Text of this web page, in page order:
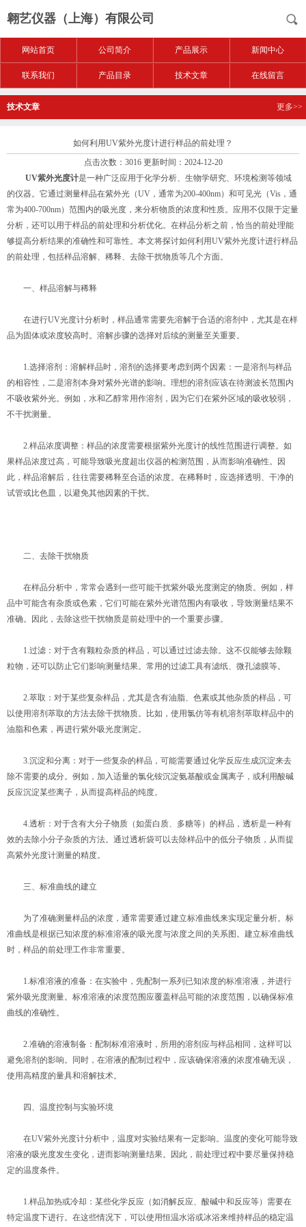
翱艺仪器（上海）有限公司
网站首页 公司简介 产品展示 新闻中心
联系我们 产品目录 技术文章 在线留言
技术文章 更多>>
如何利用UV紫外光度计进行样品的前处理？
点击次数：3016 更新时间：2024-12-20
UV紫外光度计是一种广泛应用于化学分析、生物学研究、环境检测等领域
的仪器。它通过测量样品在紫外光（UV，通常为200-400nm）和可见光（Vis，通
常为400-700nm）范围内的吸光度，来分析物质的浓度和性质。应用不仅限于定量
分析，还可以用于样品的前处理和分析优化。在样品分析之前，恰当的前处理能
够提高分析结果的准确性和可靠性。本文将探讨如何利用UV紫外光度计进行样品
的前处理，包括样品溶解、稀释、去除干扰物质等几个方面。
一、样品溶解与稀释
在进行UV光度计分析时，样品通常需要先溶解于合适的溶剂中，尤其是在样
品为固体或浓度较高时。溶解步骤的选择对后续的测量至关重要。
1.选择溶剂：溶解样品时，溶剂的选择要考虑到两个因素：一是溶剂与样品
的相容性，二是溶剂本身对紫外光谱的影响。理想的溶剂应该在待测波长范围内
不吸收紫外光。例如，水和乙醇常用作溶剂，因为它们在紫外区域的吸收较弱，
不干扰测量。
2.样品浓度调整：样品的浓度需要根据紫外光度计的线性范围进行调整。如
果样品浓度过高，可能导致吸光度超出仪器的检测范围，从而影响准确性。因
此，样品溶解后，往往需要稀释至合适的浓度。在稀释时，应选择透明、干净的
试管或比色皿，以避免其他因素的干扰。
二、去除干扰物质
在样品分析中，常常会遇到一些可能干扰紫外吸光度测定的物质。例如，样
品中可能含有杂质或色素，它们可能在紫外光谱范围内有吸收，导致测量结果不
准确。因此，去除这些干扰物质是前处理中的一个重要步骤。
1.过滤：对于含有颗粒杂质的样品，可以通过过滤去除。这不仅能够去除颗
粒物，还可以防止它们影响测量结果。常用的过滤工具有滤纸、微孔滤膜等。
2.萃取：对于某些复杂样品，尤其是含有油脂、色素或其他杂质的样品，可
以使用溶剂萃取的方法去除干扰物质。比如，使用氯仿等有机溶剂萃取样品中的
油脂和色素，再进行紫外吸光度测定。
3.沉淀和分离：对于一些复杂的样品，可能需要通过化学反应生成沉淀来去
除不需要的成分。例如，加入适量的氯化铵沉淀氨基酸或金属离子，或利用酸碱
反应沉淀某些离子，从而提高样品的纯度。
4.透析：对于含有大分子物质（如蛋白质、多糖等）的样品，透析是一种有
效的去除小分子杂质的方法。通过透析袋可以去除样品中的低分子物质，从而提
高紫外光度计测量的精度。
三、标准曲线的建立
为了准确测量样品的浓度，通常需要通过建立标准曲线来实现定量分析。标
准曲线是根据已知浓度的标准溶液的吸光度与浓度之间的关系图。建立标准曲线
时，样品的前处理工作非常重要。
1.标准溶液的准备：在实验中，先配制一系列已知浓度的标准溶液，并进行
紫外吸光度测量。标准溶液的浓度范围应覆盖样品可能的浓度范围，以确保标准
曲线的准确性。
2.准确的溶液制备：配制标准溶液时，所用的溶剂应与样品相同，这样可以
避免溶剂的影响。同时，在溶液的配制过程中，应该确保溶液的浓度准确无误，
使用高精度的量具和溶解技术。
四、温度控制与实验环境
在UV紫外光度计分析中，温度对实验结果有一定影响。温度的变化可能导致
溶液的吸光度发生变化，进而影响测量结果。因此，前处理过程中要尽量保持稳
定的温度条件。
1.样品加热或冷却：某些化学反应（如消解反应、酸碱中和反应等）需要在
特定温度下进行。在这些情况下，可以使用恒温水浴或冰浴来维持样品的稳定温